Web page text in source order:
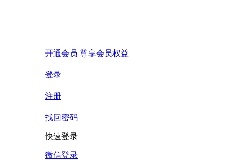
开通会员 尊享会员权益
登录
注册
找回密码
快速登录
微信登录